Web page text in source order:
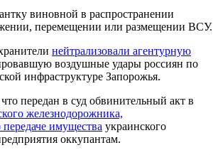
виновной в распространении
перемещении или размещении ВСУ.
нейтрализовали агентурную
воздушные удары россиян по
инфраструктуре Запорожья.
передан в суд обвинительный акт в
железнодорожника,
имущества украинского
оккупантам.